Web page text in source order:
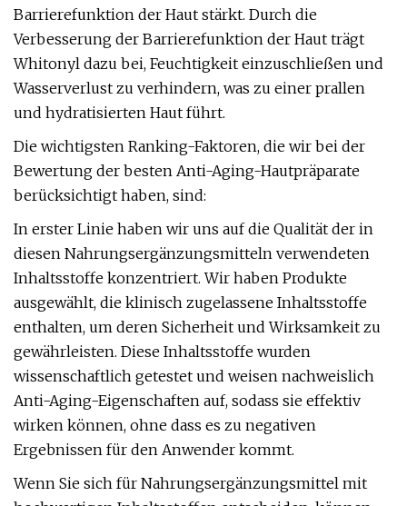
Barrierefunktion der Haut stärkt. Durch die
Verbesserung der Barrierefunktion der Haut trägt
Whitonyl dazu bei, Feuchtigkeit einzuschließen und
Wasserverlust zu verhindern, was zu einer prallen
und hydratisierten Haut führt.
Die wichtigsten Ranking-Faktoren, die wir bei der
Bewertung der besten Anti-Aging-Hautpräparate
berücksichtigt haben, sind:
In erster Linie haben wir uns auf die Qualität der in
diesen Nahrungsergänzungsmitteln verwendeten
Inhaltsstoffe konzentriert. Wir haben Produkte
ausgewählt, die klinisch zugelassene Inhaltsstoffe
enthalten, um deren Sicherheit und Wirksamkeit zu
gewährleisten. Diese Inhaltsstoffe wurden
wissenschaftlich getestet und weisen nachweislich
Anti-Aging-Eigenschaften auf, sodass sie effektiv
wirken können, ohne dass es zu negativen
Ergebnissen für den Anwender kommt.
Wenn Sie sich für Nahrungsergänzungsmittel mit